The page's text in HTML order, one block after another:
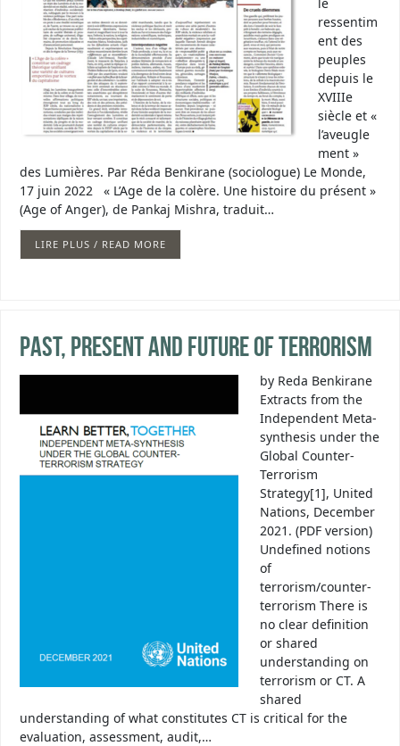
le
ressentim
ent des
peuples
depuis le
XVIIIe
siècle et «
l’aveugle
ment »
des Lumières. Par Réda Benkirane (sociologue) Le Monde,
17 juin 2022 « L’Age de la colère. Une histoire du présent »
(Age of Anger), de Pankaj Mishra, traduit…
LIRE PLUS / READ MORE
Past, Present and Future of Terrorism
by Reda Benkirane
Extracts from the
Independent Meta-
synthesis under the
Global Counter-
Terrorism
Strategy[1], United
Nations, December
2021. (PDF version)
Undefined notions
of
terrorism/counter-
terrorism There is
no clear definition
or shared
understanding on
terrorism or CT. A
shared
understanding of what constitutes CT is critical for the
evaluation, assessment, audit,…